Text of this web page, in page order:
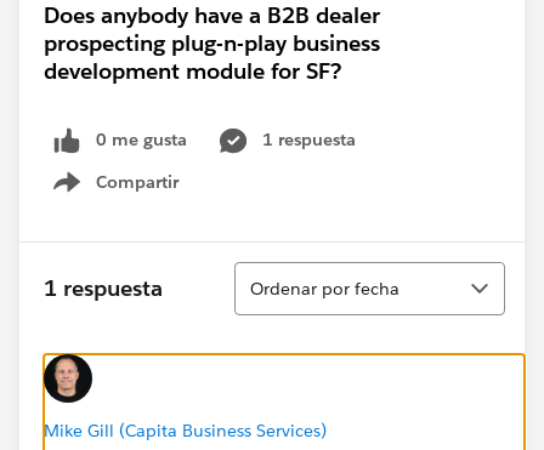
Does anybody have a B2B dealer
prospecting plug-n-play business
development module for SF?
0 me gusta
1 respuesta
Compartir
Show menu
1 respuesta
Ordenar
Ordenar por fecha
Mike Gill (Capita Business Services)